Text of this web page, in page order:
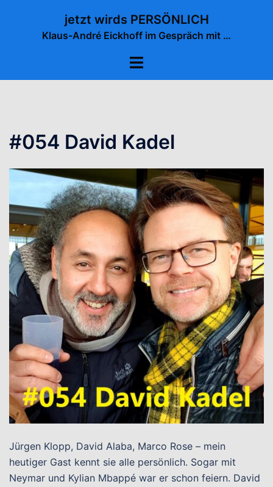
jetzt wirds PERSÖNLICH
Klaus-André Eickhoff im Gespräch mit …
Menü
#054 David Kadel
Jürgen Klopp, David Alaba, Marco Rose – mein
heutiger Gast kennt sie alle persönlich. Sogar mit
Neymar und Kylian Mbappé war er schon feiern. David